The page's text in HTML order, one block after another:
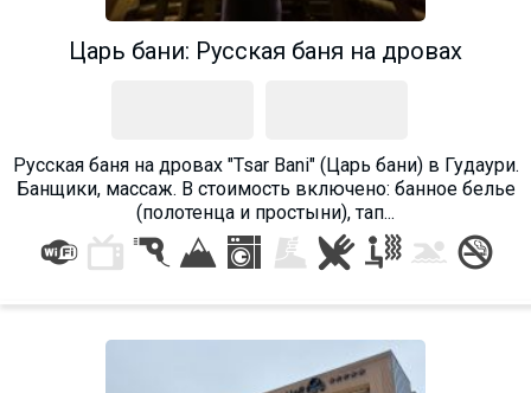
Царь бани: Русская баня на дровах
Русская баня на дровах "Tsar Bani" (Царь бани) в Гудаури.
Банщики, массаж. В стоимость включено: банное белье
(полотенца и простыни), тап...